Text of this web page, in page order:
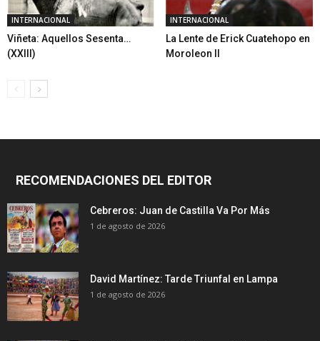
INTERNACIONAL
Viñeta: Aquellos Sesenta…
(XXIII)
INTERNACIONAL
La Lente de Erick Cuatehopo en
Moroleon II
RECOMENDACIONES DEL EDITOR
Cebreros: Juan de Castilla Va Por Más
1 de agosto de 2026
David Martínez: Tarde Triunfal en Lampa
1 de agosto de 2026